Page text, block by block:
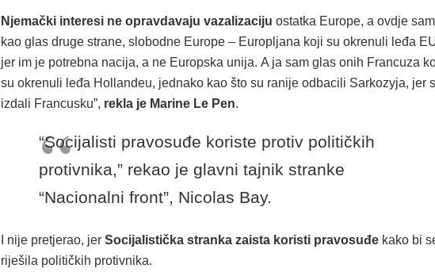
Njemački interesi ne opravdavaju vazalizaciju ostatka Europe, a ovdje sam
kao glas druge strane, slobodne Europe – Europljana koji su okrenuli leđa
jer im je potrebna nacija, a ne Europska unija. A ja sam glas onih Francuza
su okrenuli leđa Hollandeu, jednako kao što su ranije odbacili Sarkozyja, jer
izdali Francusku”, rekla je Marine Le Pen.
“Socijalisti pravosuđe koriste protiv političkih
protivnika,” rekao je glavni tajnik stranke
“Nacionalni front”, Nicolas Bay.
I nije pretjerao, jerSocijalistička stranka zaista koristi pravosuđekako bi
riješila političkih protivnika.